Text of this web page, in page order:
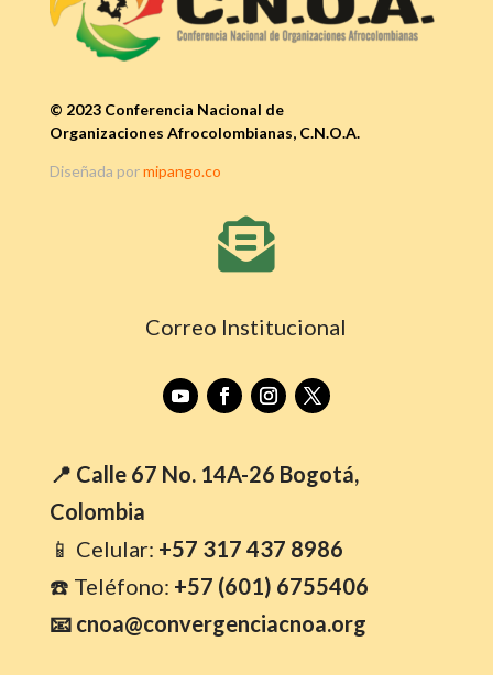
© 2023 Conferencia Nacional de
Organizaciones Afrocolombianas, C.N.O.A.
Diseñada pormipango.co

Correo Institucional
📍 Calle 67 No. 14A-26 Bogotá,
Colombia
📱 Celular: +57 317 437 8986
☎️ Teléfono: +57 (601) 6755406
📧 cnoa@convergenciacnoa.org